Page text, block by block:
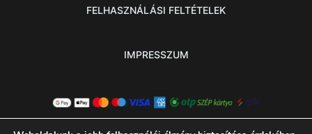
FELHASZNÁLÁSI FELTÉTELEK
IMPRESSZUM